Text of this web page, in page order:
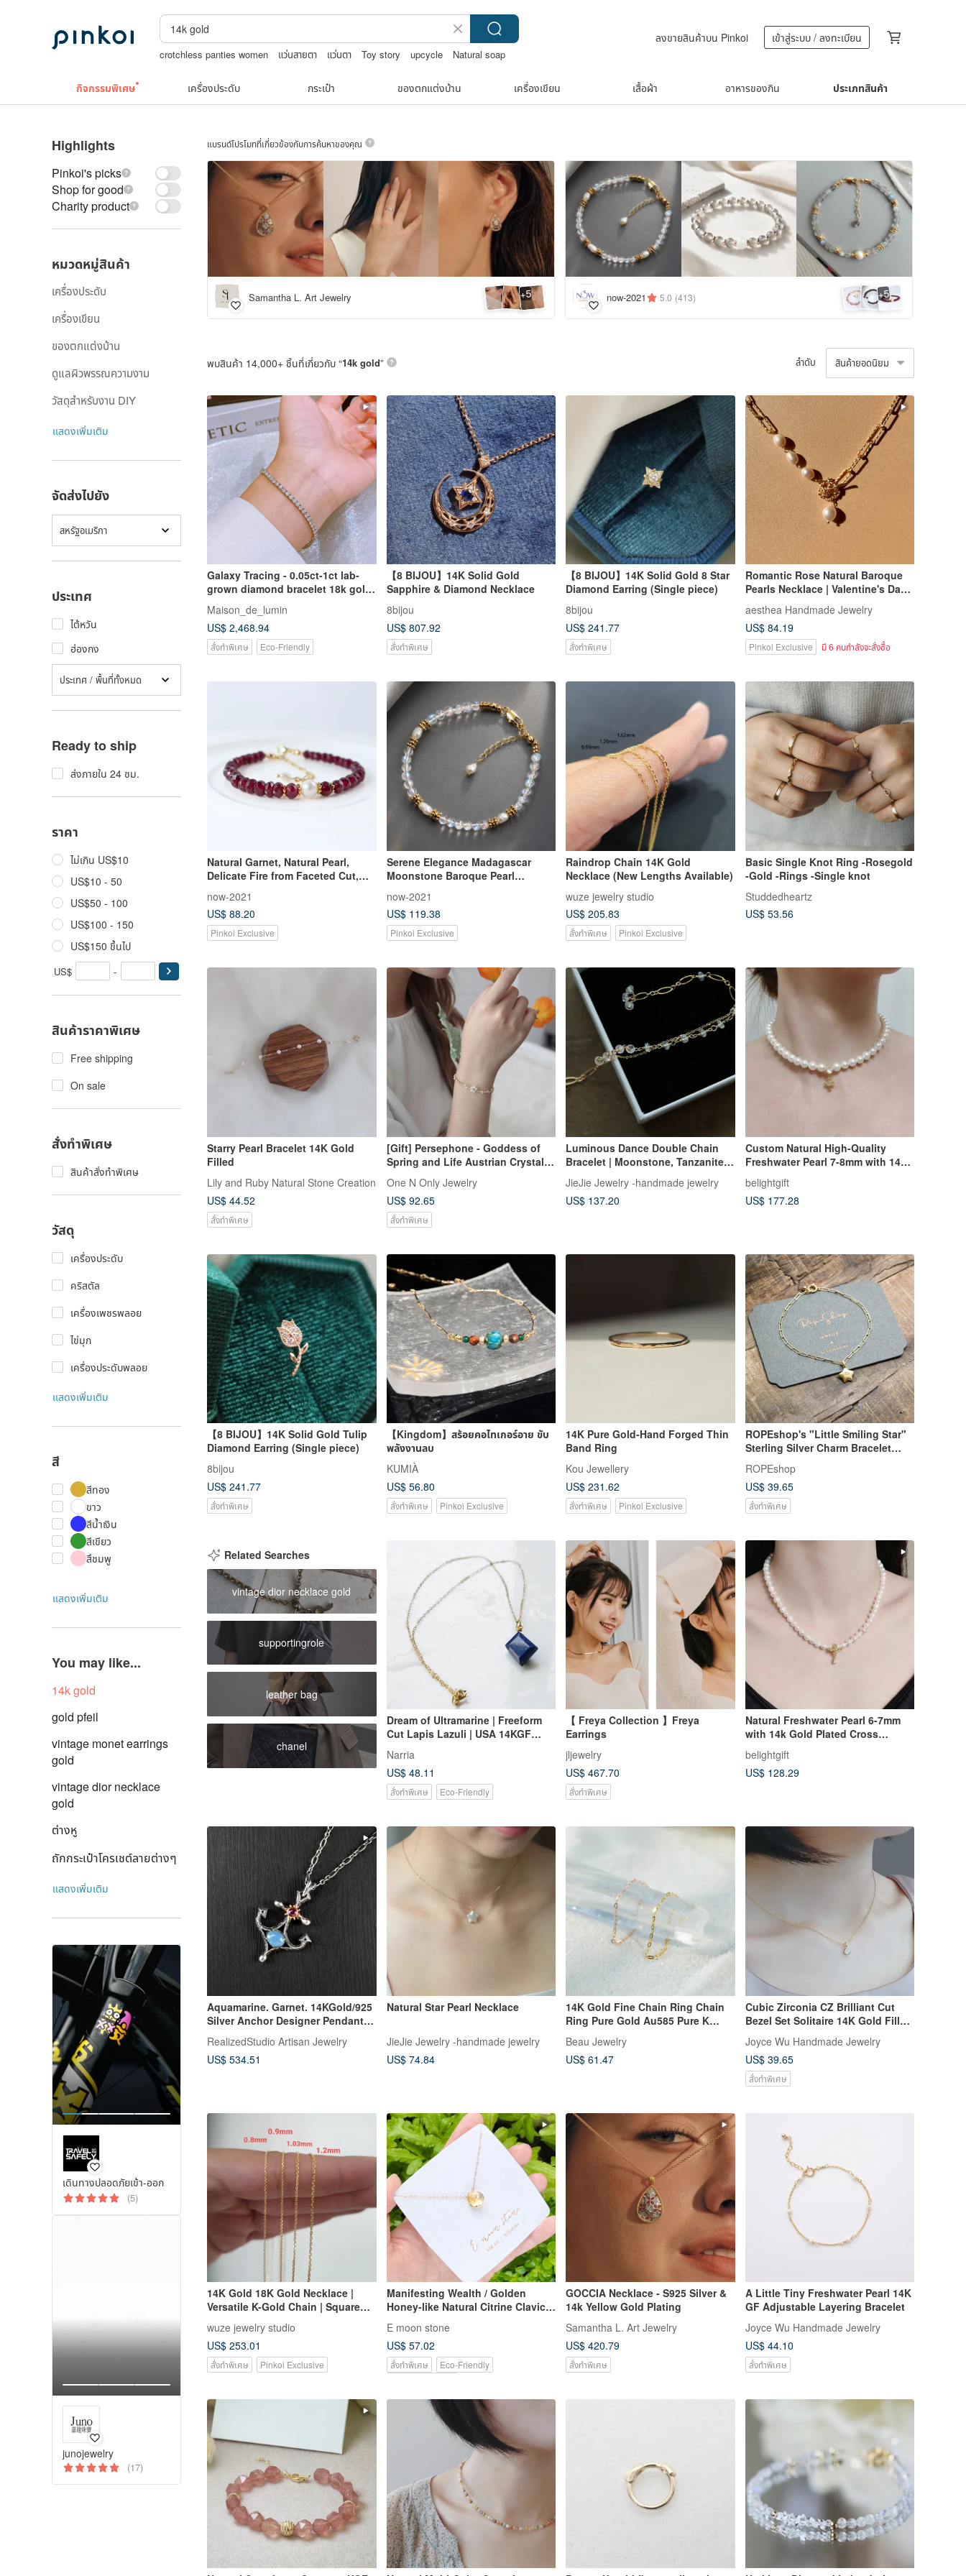
crotchless panties women แว่นสายตา แว่นตา Toy story upcycle
Natural soap
ลงขายสินค้าบน Pinkoi เข้าสู่ระบบ / ลงทะเบียน
กิจกรรมพิเศษ เครื่องประดับ กระเป๋า ของตกแต่งบ้าน เครื่องเขียน เสื้อผ้า อาหารของกิน ประเภทสินค้า
Highlights
Pinkoi's picks
Shop for good
Charity product
หมวดหมู่สินค้า
เครื่องประดับ
เครื่องเขียน
ของตกแต่งบ้าน
ดูแลผิวพรรณความงาม
วัสดุสำหรับงาน DIY
แสดงเพิ่มเติม
จัดส่งไปยัง
สหรัฐอเมริกา
ประเทศ
ไต้หวัน
ฮ่องกง
ประเทศ / พื้นที่ทั้งหมด
Ready to ship
ส่งภายใน 24 ชม.
ราคา
ไม่เกิน US$10
US$10 - 50
US$50 - 100
US$100 - 150
US$150 ขึ้นไป
US$ -
สินค้าราคาพิเศษ
Free shipping
On sale
สั่งทำพิเศษ
สินค้าสั่งทำพิเศษ
วัสดุ
เครื่องประดับ
คริสตัล
เครื่องเพชรพลอย
ไข่มุก
เครื่องประดับพลอย
แสดงเพิ่มเติม
สี
สีทอง
ขาว
สีน้ำเงิน
สีเขียว
สึชมพู
แสดงเพิ่มเติม
You may like...
14k gold
gold pfeil
vintage monet earrings
gold
vintage dior necklace
gold
ต่างหู
ถักกระเป๋าโครเชต์ลายต่างๆ
แสดงเพิ่มเติม
เดินทางปลอดภัยเข้า-ออก
(5)
junojewelry
(17)
แบรนด์โปรโมทที่เกี่ยวข้องกับการค้นหาของคุณ
Samantha L. Art Jewelry +5 now-2021 5.0 (413) +5
พบสินค้า 14,000+ ชิ้นที่เกี่ยวกับ “14k gold” ลำดับ สินค้ายอดนิยม
Galaxy Tracing - 0.05ct-1ct lab-
grown diamond bracelet 18k gold
bracelet
Maison_de_lumin
US$ 2,468.94
สั่งทำพิเศษ Eco-Friendly
【8 BIJOU】14K Solid Gold
Sapphire & Diamond Necklace
8bijou
US$ 807.92
สั่งทำพิเศษ
【8 BIJOU】14K Solid Gold 8 Star
Diamond Earring (Single piece)
8bijou
US$ 241.77
สั่งทำพิเศษ
Romantic Rose Natural Baroque
Pearls Necklace | Valentine's Day
14K Gold-Plating
aesthea Handmade Jewelry
US$ 84.19
Pinkoi Exclusive มี 6 คนกำลังจะสั่งซื้อ
Natural Garnet, Natural Pearl,
Delicate Fire from Faceted Cut,
now-2021
US$ 88.20
Pinkoi Exclusive
Serene Elegance Madagascar
Moonstone Baroque Pearl
Jewelry Natural Crystal
now-2021
US$ 119.38
Pinkoi Exclusive
Raindrop Chain 14K Gold
Necklace (New Lengths Available)
wuze jewelry studio
US$ 205.83
สั่งทำพิเศษ Pinkoi Exclusive
Basic Single Knot Ring -Rosegold
-Gold -Rings -Single knot
Studdedheartz
US$ 53.56
Starry Pearl Bracelet 14K Gold
Filled
Lily and Ruby Natural Stone Creation
US$ 44.52
สั่งทำพิเศษ
[Gift] Persephone - Goddess of
Spring and Life Austrian Crystal
One N Only Jewelry
US$ 92.65
สั่งทำพิเศษ
Luminous Dance Double Chain
Bracelet | Moonstone, Tanzanite,
JieJie Jewelry -handmade jewelry
US$ 137.20
Custom Natural High-Quality
Freshwater Pearl 7-8mm with 14k
belightgift
US$ 177.28
【8 BIJOU】14K Solid Gold Tulip
Diamond Earring (Single piece)
8bijou
US$ 241.77
สั่งทำพิเศษ
【Kingdom】สร้อยคอไทเกอร์อาย ขับ
พลังงานลบ
KUMIÀ
US$ 56.80
สั่งทำพิเศษ Pinkoi Exclusive
14K Pure Gold-Hand Forged Thin
Band Ring
Kou Jewellery
US$ 231.62
สั่งทำพิเศษ Pinkoi Exclusive
ROPEshop's "Little Smiling Star"
Sterling Silver Charm Bracelet
with 14KGF Gold Fill.
ROPEshop
US$ 39.65
สั่งทำพิเศษ
Related Searches
vintage dior necklace gold
supportingrole
leather bag
chanel
Dream of Ultramarine | Freeform
Cut Lapis Lazuli | USA 14KGF
Gold-Filled Necklace
Narria
US$ 48.11
สั่งทำพิเศษ Eco-Friendly
【 Freya Collection 】Freya
Earrings
jljewelry
US$ 467.70
สั่งทำพิเศษ
Natural Freshwater Pearl 6-7mm
with 14k Gold Plated Cross
Pendant Necklace / Handmade /
Original Design /
belightgift
US$ 128.29
Aquamarine. Garnet. 14KGold/925
Silver Anchor Designer Pendant.
RealizedStudio Artisan Jewelry
US$ 534.51
Natural Star Pearl Necklace
JieJie Jewelry -handmade jewelry
US$ 74.84
14K Gold Fine Chain Ring Chain
Ring Pure Gold Au585 Pure K
Beau Jewelry
US$ 61.47
Cubic Zirconia CZ Brilliant Cut
Bezel Set Solitaire 14K Gold Filled
Joyce Wu Handmade Jewelry
US$ 39.65
สั่งทำพิเศษ
14K Gold 18K Gold Necklace |
Versatile K-Gold Chain | Square
Link Chain
wuze jewelry studio
US$ 253.01
สั่งทำพิเศษ Pinkoi Exclusive
Manifesting Wealth / Golden
Honey-like Natural Citrine Clavicle
Necklace with Fresh, Tender-
toned 14K Gold Filled Accents
E moon stone
US$ 57.02
สั่งทำพิเศษ
Eco-Friendly
GOCCIA Necklace - S925 Silver &
14k Yellow Gold Plating
Samantha L. Art Jewelry
US$ 420.79
สั่งทำพิเศษ
A Little Tiny Freshwater Pearl 14K
GF Adjustable Layering Bracelet
Joyce Wu Handmade Jewelry
US$ 44.10
สั่งทำพิเศษ